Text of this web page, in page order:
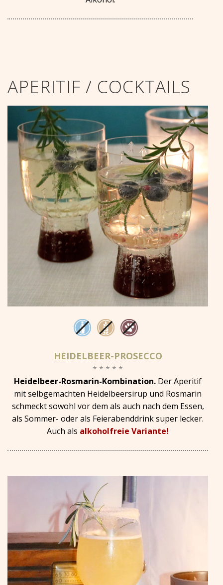
APERITIF / COCKTAILS
HEIDELBEER-PROSECCO
* * * * *
Heidelbeer-Rosmarin-Kombination. Der Aperitif
mit selbgemachten Heidelbeersirup und Rosmarin
schmeckt sowohl vor dem als auch nach dem Essen,
als Sommer- oder als Feierabenddrink super lecker.
Auch als alkoholfreie Variante!